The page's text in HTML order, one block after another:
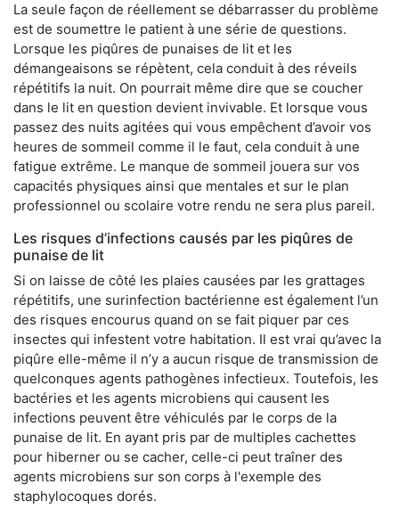
La seule façon de réellement se débarrasser du problème
est de soumettre le patient à une série de questions.
Lorsque les piqûres de punaises de lit et les
démangeaisons se répètent, cela conduit à des réveils
répétitifs la nuit. On pourrait même dire que se coucher
dans le lit en question devient invivable. Et lorsque vous
passez des nuits agitées qui vous empêchent d’avoir vos
heures de sommeil comme il le faut, cela conduit à une
fatigue extrême. Le manque de sommeil jouera sur vos
capacités physiques ainsi que mentales et sur le plan
professionnel ou scolaire votre rendu ne sera plus pareil.
Les risques d’infections causés par les piqûres de
punaise de lit
Si on laisse de côté les plaies causées par les grattages
répétitifs, une surinfection bactérienne est également l’un
des risques encourus quand on se fait piquer par ces
insectes qui infestent votre habitation. Il est vrai qu’avec la
piqûre elle-même il n’y a aucun risque de transmission de
quelconques agents pathogènes infectieux. Toutefois, les
bactéries et les agents microbiens qui causent les
infections peuvent être véhiculés par le corps de la
punaise de lit. En ayant pris par de multiples cachettes
pour hiberner ou se cacher, celle-ci peut traîner des
agents microbiens sur son corps à l'exemple des
staphylocoques dorés.